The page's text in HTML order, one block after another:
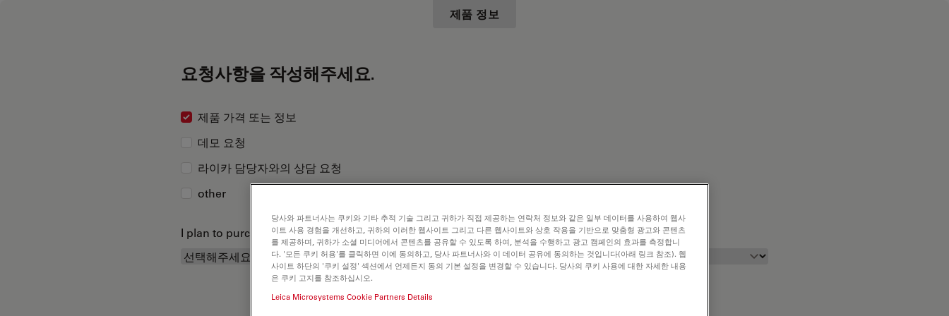
제품 정보
요청사항을 작성해주세요.
제품 가격 또는 정보
데모 요청
라이카 담당자와의 상담 요청
other
I plan to purchase...
당사와 파트너사는 쿠키와 기타 추적 기술 그리고 귀하가 직접 제공하는 연락처 정보와 같은 일부 데이터를 사용하여 웹사
이트 사용 경험을 개선하고, 귀하의 이러한 웹사이트 그리고 다른 웹사이트와 상호 작용을 기반으로 맞춤형 광고와 콘텐츠
를 제공하며, 귀하가 소셜 미디어에서 콘텐츠를 공유할 수 있도록 하여, 분석을 수행하고 광고 캠페인의 효과를 측정합니
다. '모든 쿠키 허용'를 클릭하면 이에 동의하고, 당사 파트너사와 이 데이터 공유에 동의하는 것입니다(아래 링크 참조). 웹
사이트 하단의 '쿠키 설정' 섹션에서 언제든지 동의 기본 설정을 변경할 수 있습니다. 당사의 쿠키 사용에 대한 자세한 내용
은 쿠키 고지를 참조하십시오.
Leica Microsystems Cookie Partners Details